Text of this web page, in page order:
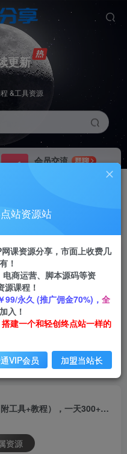
更新
&工具资源
会员交流
群聊
24小时自动赚钱
（6246期）2023中视频抄书变现（附工具+教程），一天300+，特别适合新手操作的副业
资源
站资源站
课资源分享，市面上收费几
！
商运营、脚本源码等资
课程！
99/永久 (推广佣金70%)， 全
入！
建一个和轻创终点站一样的
VIP会员 加盟当站长